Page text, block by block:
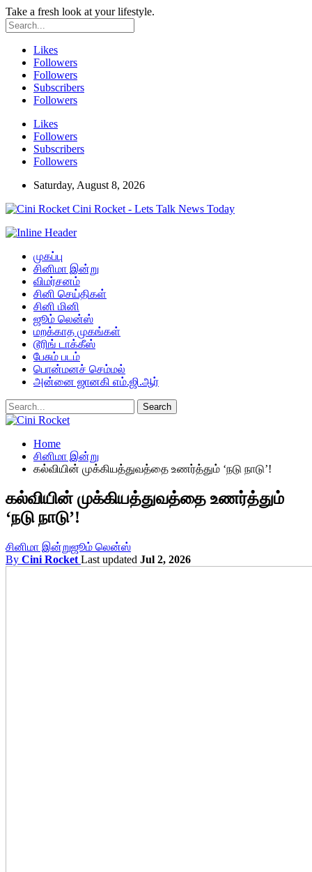
Take a fresh look at your lifestyle.
Likes
Followers
Followers
Subscribers
Followers
Likes
Followers
Subscribers
Followers
Saturday, August 8, 2026
Cini Rocket - Lets Talk News Today
முகப்பு
சினிமா இன்று
விமர்சனம்
சினி செய்திகள்
சினி மினி
ஜூம் லென்ஸ்
மறக்காத முகங்கள்
டூரிங் டாக்கீஸ்
பேசும் படம்
பொன்மனச் செம்மல்
அன்னை ஜானகி எம்.ஜி.ஆர்
Home
சினிமா இன்று
கல்வியின் முக்கியத்துவத்தை உணர்த்தும் ‘நடு நாடு’!
கல்வியின் முக்கியத்துவத்தை உணர்த்தும்
‘நடு நாடு’!
சினிமா இன்றுஜூம் லென்ஸ்
By Cini Rocket Last updated Jul 2, 2026